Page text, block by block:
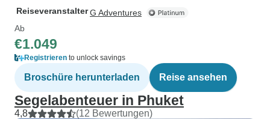
ReiseveranstalterG Adventures
Ab
€1.049
Registrieren to unlock savings
Broschüre herunterladen Reise ansehen
Segelabenteuer in Phuket
4,8 (12 Bewertungen)